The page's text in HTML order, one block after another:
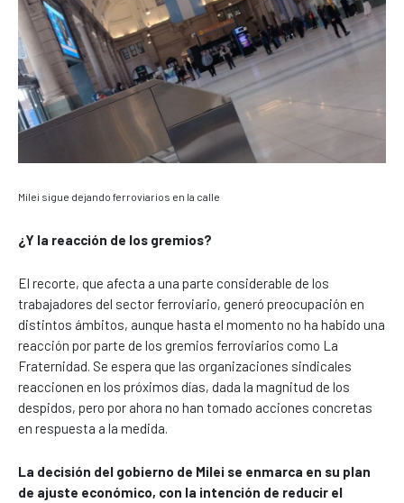
Milei sigue dejando ferroviarios en la calle
¿Y la reacción de los gremios?
El recorte, que afecta a una parte considerable de los
trabajadores del sector ferroviario, generó preocupación en
distintos ámbitos, aunque hasta el momento no ha habido una
reacción por parte de los gremios ferroviarios como La
Fraternidad. Se espera que las organizaciones sindicales
reaccionen en los próximos días, dada la magnitud de los
despidos, pero por ahora no han tomado acciones concretas
en respuesta a la medida.
La decisión del gobierno de Milei se enmarca en su plan
de ajuste económico, con la intención de reducir el